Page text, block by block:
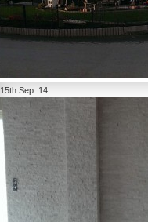
15th Sep. 14